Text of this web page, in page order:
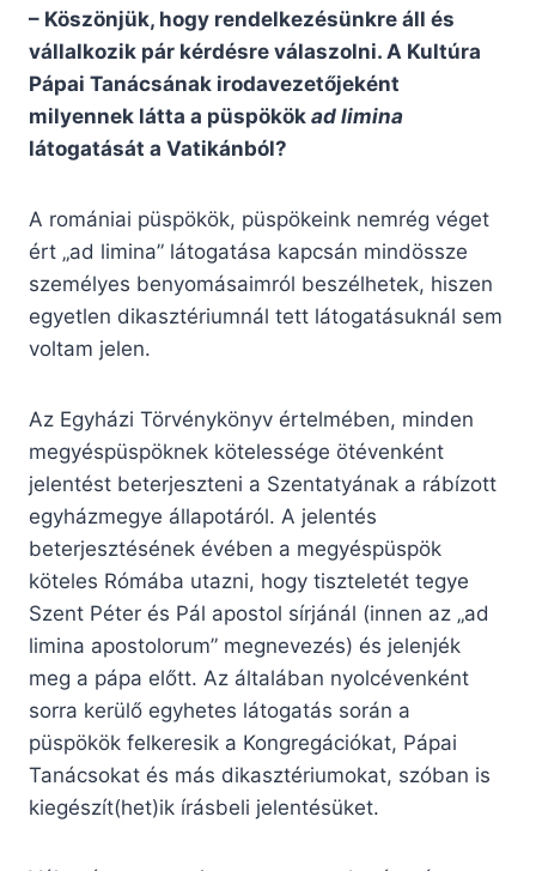
– Köszönjük, hogy rendelkezésünkre áll és
vállalkozik pár kérdésre válaszolni. A Kultúra
Pápai Tanácsának irodavezetőjeként
milyennek látta a püspökök ad limina
látogatását a Vatikánból?
A romániai püspökök, püspökeink nemrég véget
ért „ad limina” látogatása kapcsán mindössze
személyes benyomásaimról beszélhetek, hiszen
egyetlen dikasztériumnál tett látogatásuknál sem
voltam jelen.
Az Egyházi Törvénykönyv értelmében, minden
megyéspüspöknek kötelessége ötévenként
jelentést beterjeszteni a Szentatyának a rábízott
egyházmegye állapotáról. A jelentés
beterjesztésének évében a megyéspüspök
köteles Rómába utazni, hogy tiszteletét tegye
Szent Péter és Pál apostol sírjánál (innen az „ad
limina apostolorum” megnevezés) és jelenjék
meg a pápa előtt. Az általában nyolcévenként
sorra kerülő egyhetes látogatás során a
püspökök felkeresik a Kongregációkat, Pápai
Tanácsokat és más dikasztériumokat, szóban is
kiegészít(het)ik írásbeli jelentésüket.